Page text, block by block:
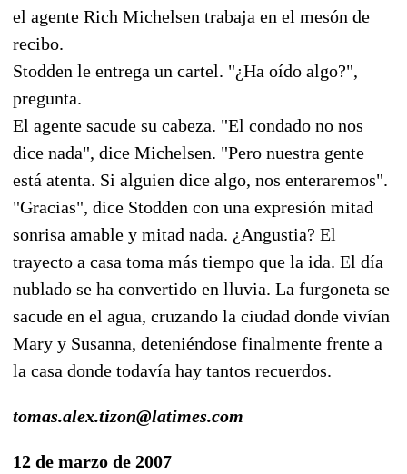
el agente Rich Michelsen trabaja en el mesón de
recibo.
Stodden le entrega un cartel. "¿Ha oído algo?",
pregunta.
El agente sacude su cabeza. "El condado no nos
dice nada", dice Michelsen. "Pero nuestra gente
está atenta. Si alguien dice algo, nos enteraremos".
"Gracias", dice Stodden con una expresión mitad
sonrisa amable y mitad nada. ¿Angustia? El
trayecto a casa toma más tiempo que la ida. El día
nublado se ha convertido en lluvia. La furgoneta se
sacude en el agua, cruzando la ciudad donde vivían
Mary y Susanna, deteniéndose finalmente frente a
la casa donde todavía hay tantos recuerdos.
tomas.alex.tizon@latimes.com
12 de marzo de 2007